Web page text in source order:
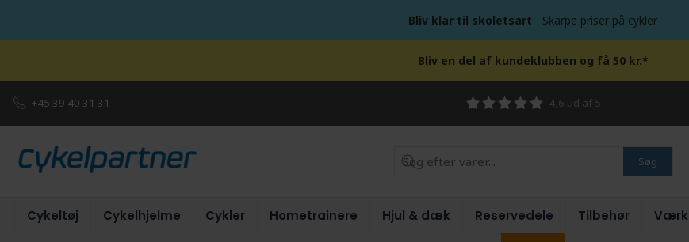
Bliv klar til skoletsart - Skarpe priser på cykler
Bliv en del af kundeklubben og få 50 kr.*
+45 39 40 31 31 4,6 ud af 5
Søg
Cykeltøj Cykelhjelme Cykler Hometrainere Hjul & dæk Reservedele Tilbehør